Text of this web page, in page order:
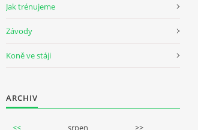
Jak trénujeme
Závody
Koně ve stáji
ARCHIV
<< srpen
>>